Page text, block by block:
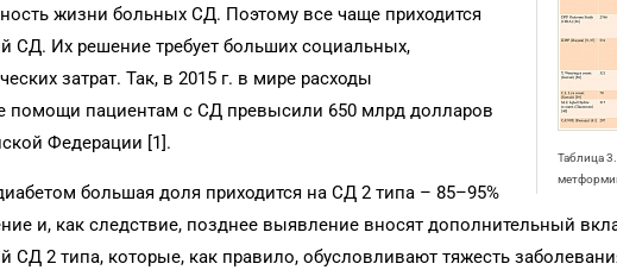
Таблица
жизни больных СД. Поэтому все чаще приходится
СД. Их решение требует больших социальных,
затрат. Так, в 2015 г. в мире расходы
помощи пациентам с СД превысили 650 млрд долларов
Федерации [1].
большая доля приходится на СД 2 типа – 85–95%
и, как следствие, позднее выявление вносят дополнительный
СД 2 типа, которые, как правило, обусловливают тяжесть